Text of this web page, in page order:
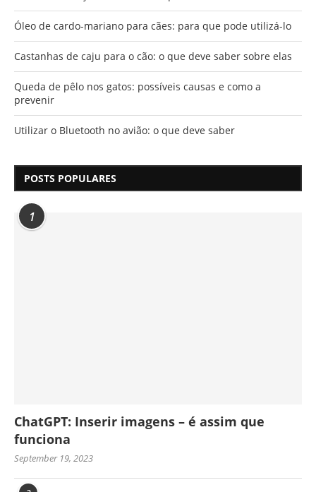
Óleo de cardo-mariano para cães: para que pode utilizá-lo
Castanhas de caju para o cão: o que deve saber sobre elas
Queda de pêlo nos gatos: possíveis causas e como a
prevenir
Utilizar o Bluetooth no avião: o que deve saber
POSTS POPULARES
1
ChatGPT: Inserir imagens – é assim que
funciona
September 19, 2023